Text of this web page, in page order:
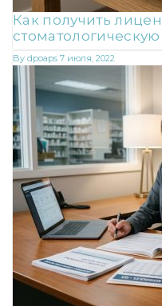
Как получить
By dpoaps 7 июля, 2022